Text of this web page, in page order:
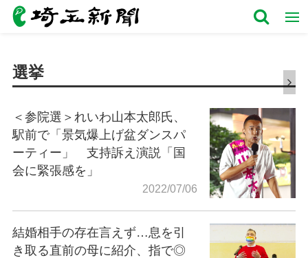
選挙
＜参院選＞れいわ山本太郎氏、
駅前で「景気爆上げ盆ダンスパ
ーティー」 支持訴え演説「国
会に緊張感を」
2022/07/06
結婚相手の存在言えず…息を引
き取る直前の母に紹介、指で◎